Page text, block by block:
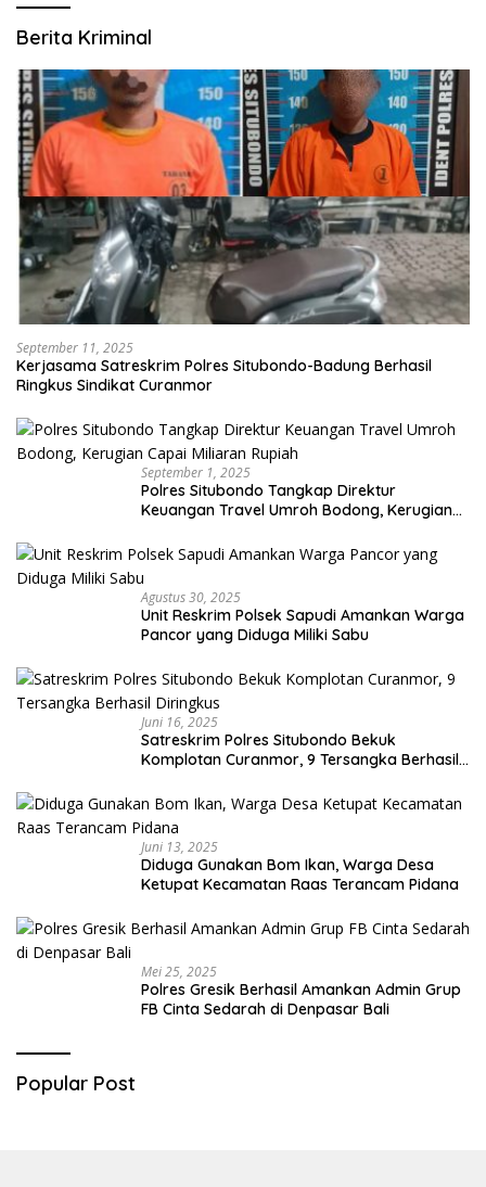
Berita Kriminal
September 11, 2025
Kerjasama Satreskrim Polres Situbondo-Badung Berhasil
Ringkus Sindikat Curanmor
September 1, 2025
Polres Situbondo Tangkap Direktur
Keuangan Travel Umroh Bodong, Kerugian
Agustus 30, 2025
Unit Reskrim Polsek Sapudi Amankan Warga
Pancor yang Diduga Miliki Sabu
Juni 16, 2025
Satreskrim Polres Situbondo Bekuk
Komplotan Curanmor, 9 Tersangka Berhasil
Juni 13, 2025
Diduga Gunakan Bom Ikan, Warga Desa
Ketupat Kecamatan Raas Terancam Pidana
Mei 25, 2025
Polres Gresik Berhasil Amankan Admin Grup
FB Cinta Sedarah di Denpasar Bali
Popular Post